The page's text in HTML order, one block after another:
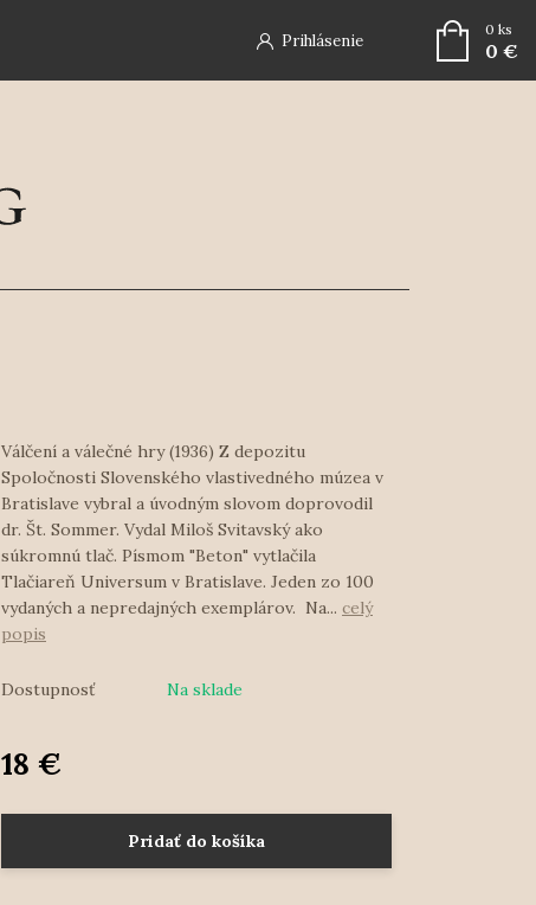
Prihlásenie
0 ks
0 €
Válčení a válečné hry (1936) Z depozitu
Spoločnosti Slovenského vlastivedného múzea v
Bratislave vybral a úvodným slovom doprovodil
dr. Št. Sommer. Vydal Miloš Svitavský ako
súkromnú tlač. Písmom "Beton" vytlačila
Tlačiareň Universum v Bratislave. Jeden zo 100
vydaných a nepredajných exemplárov. Na... celý
popis
Dostupnosť Na sklade
18 €
Pridať do košíka